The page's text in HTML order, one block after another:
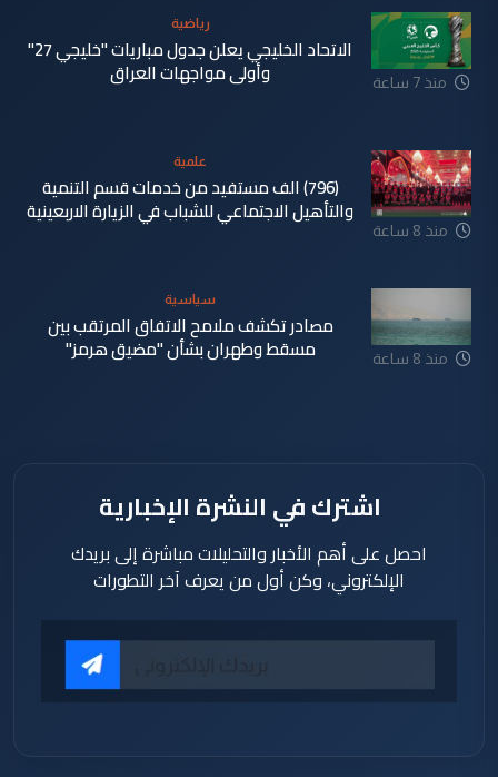
منذ 7 ساعة
رياضية
الاتحاد الخليجي يعلن جدول مباريات "خليجي 27"
وأولى مواجهات العراق
منذ 8 ساعة
علمية
(796) الف مستفيد من خدمات قسم التنمية
والتأهيل الاجتماعي للشباب في الزيارة الاربعينية
منذ 8 ساعة
سياسية
مصادر تكشف ملامح الاتفاق المرتقب بين
مسقط وطهران بشأن "مضيق هرمز"
اشترك في النشرة الإخبارية
احصل على أهم الأخبار والتحليلات مباشرة إلى بريدك
الإلكتروني، وكن أول من يعرف آخر التطورات